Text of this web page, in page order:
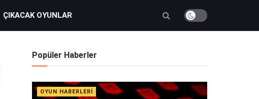
ÇIKACAK OYUNLAR
Popüler Haberler
OYUN HABERLERI